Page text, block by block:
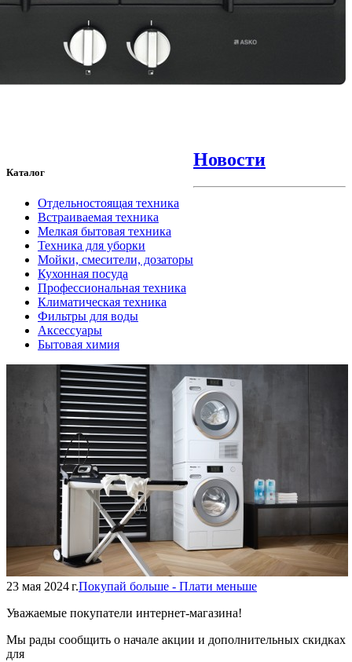
Каталог
Отдельностоящая техника
Встраиваемая техника
Мелкая бытовая техника
Техника для уборки
Мойки, смесители, дозаторы
Кухонная посуда
Профессиональная техника
Климатическая техника
Фильтры для воды
Аксессуары
Бытовая химия
Новости
23 мая 2024 г.Покупай больше - Плати меньше
Уважаемые покупатели интернет-магазина!
Мы рады сообщить о начале акции и дополнительных скидках
для